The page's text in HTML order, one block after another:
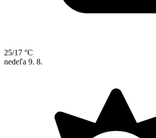
25/17 °C
nedeľa 9. 8.